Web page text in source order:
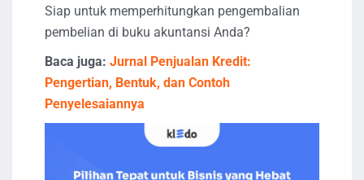
Siap untuk memperhitungkan pengembalian
pembelian di buku akuntansi Anda?
Baca juga: Jurnal Penjualan Kredit:
Pengertian, Bentuk, dan Contoh
Penyelesaiannya